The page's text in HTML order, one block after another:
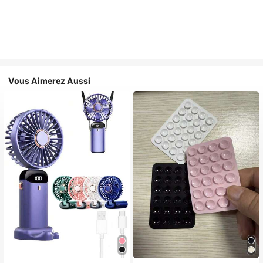
Vous Aimerez Aussi